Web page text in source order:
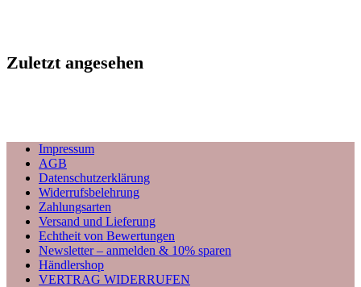
Zuletzt angesehen
Impressum
AGB
Datenschutzerklärung
Widerrufsbelehrung
Zahlungsarten
Versand und Lieferung
Echtheit von Bewertungen
Newsletter – anmelden & 10% sparen
Händlershop
VERTRAG WIDERRUFEN